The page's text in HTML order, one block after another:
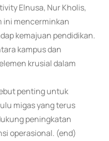
Elnusa, Nur Kholis,
ini mencerminkan
kemajuan pendidikan.
kampus dan
krusial dalam
penting untuk
migas yang terus
peningkatan
operasional. (end)